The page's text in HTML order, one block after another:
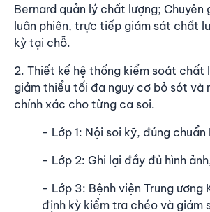
Bernard quản lý chất lượng; Chuyên
luân phiên, trực tiếp giám sát chất
kỳ tại chỗ.
2. Thiết kế hệ thống kiểm soát chất
giảm thiểu tối đa nguy cơ bỏ sót và
chính xác cho từng ca soi.
- Lớp 1: Nội soi kỹ, đúng chuẩn
- Lớp 2: Ghi lại đầy đủ hình
- Lớp 3: Bệnh viện Trung ương
định kỳ kiểm tra chéo và giám